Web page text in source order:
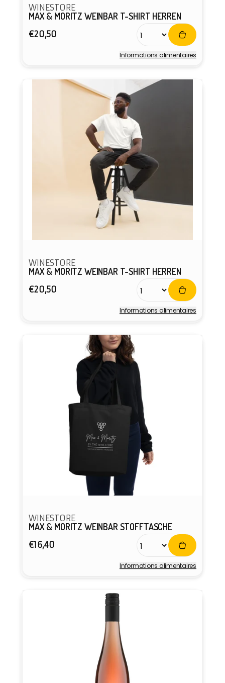
WINESTORE
MAX & MORITZ WEINBAR T-SHIRT HERREN
Prix
€20,50
Informations alimentaires
WINESTORE
MAX & MORITZ WEINBAR T-SHIRT HERREN
Prix
€20,50
Informations alimentaires
WINESTORE
MAX & MORITZ WEINBAR STOFFTASCHE
Prix
€16,40
Informations alimentaires